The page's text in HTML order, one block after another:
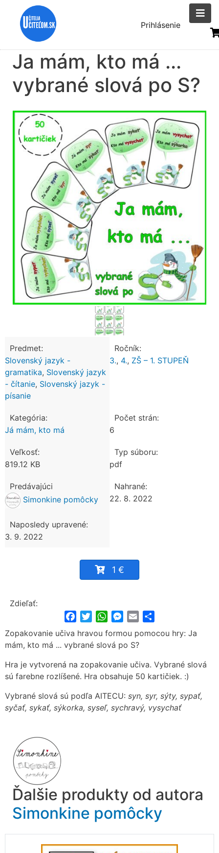
Menu
účtu
Prihlásenie
Ja mám, kto má ...
vybrané slová po S?
Predmet:
Slovenský jazyk -
gramatika, Slovenský jazyk
- čítanie, Slovenský jazyk -
písanie
Ročník:
3., 4., ZŠ – 1. STUPEŇ
Kategória:
Já mám, kto má
Počet strán:
6
Veľkosť:
819.12 KB
Typ súboru:
pdf
Predávajúci
Simonkine pomôcky
Nahrané:
22. 8. 2022
Naposledy upravené:
3. 9. 2022
1 €
Zdieľať:
FacebookTwitterWhatsApp
Messenger
Email
Zopakovanie učiva hravou formou pomocou hry: Ja
mám, kto má ... vybrané slová po S?
Hra je vytvorená na zopakovanie učiva. Vybrané slová
sú farebne rozlíšené. Hra obsahuje 50 kartičiek. :)
Vybrané slová sú podľa AITECU: syn, syr, sýty, sypať,
syčať, sykať, sýkorka, syseľ, sychravý, vysychať
Ďalšie produkty od autora
Simonkine pomôcky